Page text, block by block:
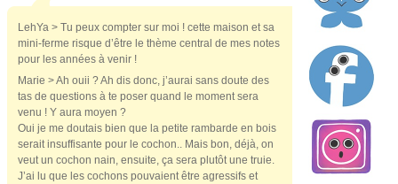
LehYa > Tu peux compter sur moi ! cette maison et sa
mini-ferme risque d’être le thème central de mes notes
pour les années à venir !
Marie > Ah ouii ? Ah dis donc, j’aurai sans doute des
tas de questions à te poser quand le moment sera
venu ! Y aura moyen ?
Oui je me doutais bien que la petite rambarde en bois
serait insuffisante pour le cochon.. Mais bon, déjà, on
veut un cochon nain, ensuite, ça sera plutôt une truie.
J’ai lu que les cochons pouvaient être agressifs et